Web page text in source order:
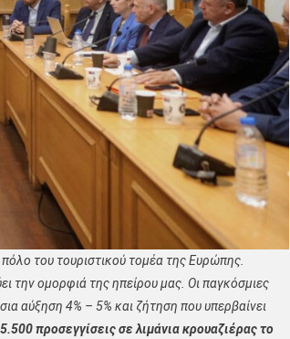
του τουριστικού τομέα της Ευρώπης.
την ομορφιά της ηπείρου μας. Οι παγκόσμιες
αύξηση 4% – 5% και ζήτηση που υπερβαίνει
προσεγγίσεις σε λιμάνια κρουαζιέρας το